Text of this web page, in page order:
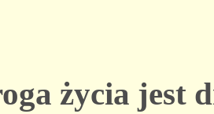
życia jest